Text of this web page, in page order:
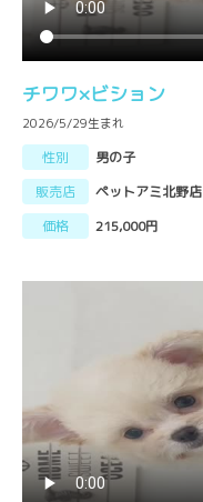
チワワ×ビション
2026/5/29生まれ
性別
男の子
販売店
ペットアミ北野店
価格
215,000円